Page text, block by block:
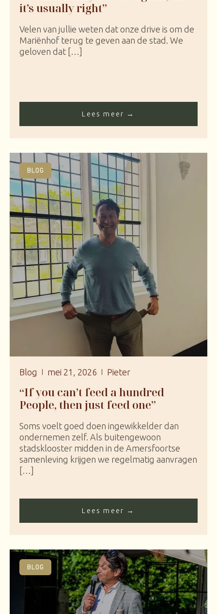
it’s usually right”
Velen van jullie weten dat onze drive is om de
Mariënhof terug te geven aan de stad. We
geloven dat […]
Lees meer →
BLOG
Blog mei 21, 2026 Pieter
“If you can’t feed a hundred
People, then just feed one”
Soms voelt goed doen ingewikkelder dan
ondernemen zelf. Als buitengewoon
stadsklooster midden in de Amersfoortse
samenleving krijgen we regelmatig aanvragen
[…]
Lees meer →
BLOG